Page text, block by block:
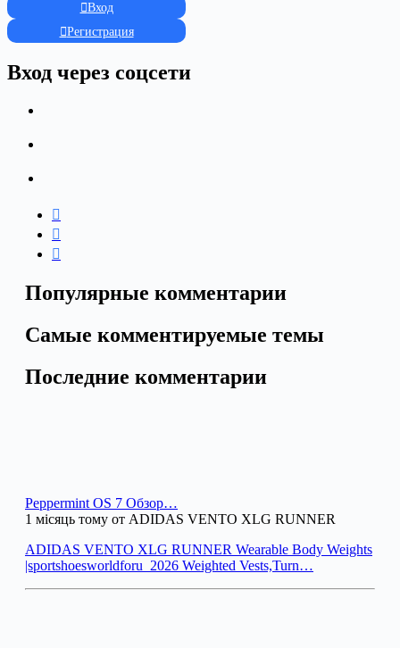
Вход
Регистрация
Вход через соцсети
Популярные комментарии
Самые комментируемые темы
Последние комментарии
Peppermint OS 7 Обзор…
1 місяць тому от ADIDAS VENTO XLG RUNNER
ADIDAS VENTO XLG RUNNER Wearable Body Weights
|sportshoesworldforu_2026 Weighted Vests,Turn…